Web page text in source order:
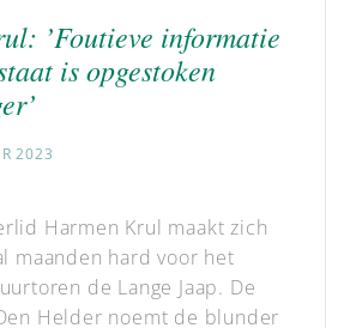
’Foutieve informatie
is opgestoken
2023
Harmen Krul maakt zich
maanden hard voor het
de Lange Jaap. De
Helder noemt de blunder